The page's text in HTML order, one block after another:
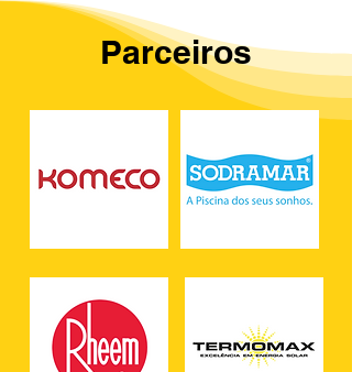
Parceiros